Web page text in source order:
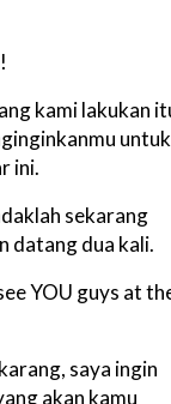
kami lakukan
untuk
ini.
sekarang
datang dua kali.
YOU guys at
saya ingin
akan kamu